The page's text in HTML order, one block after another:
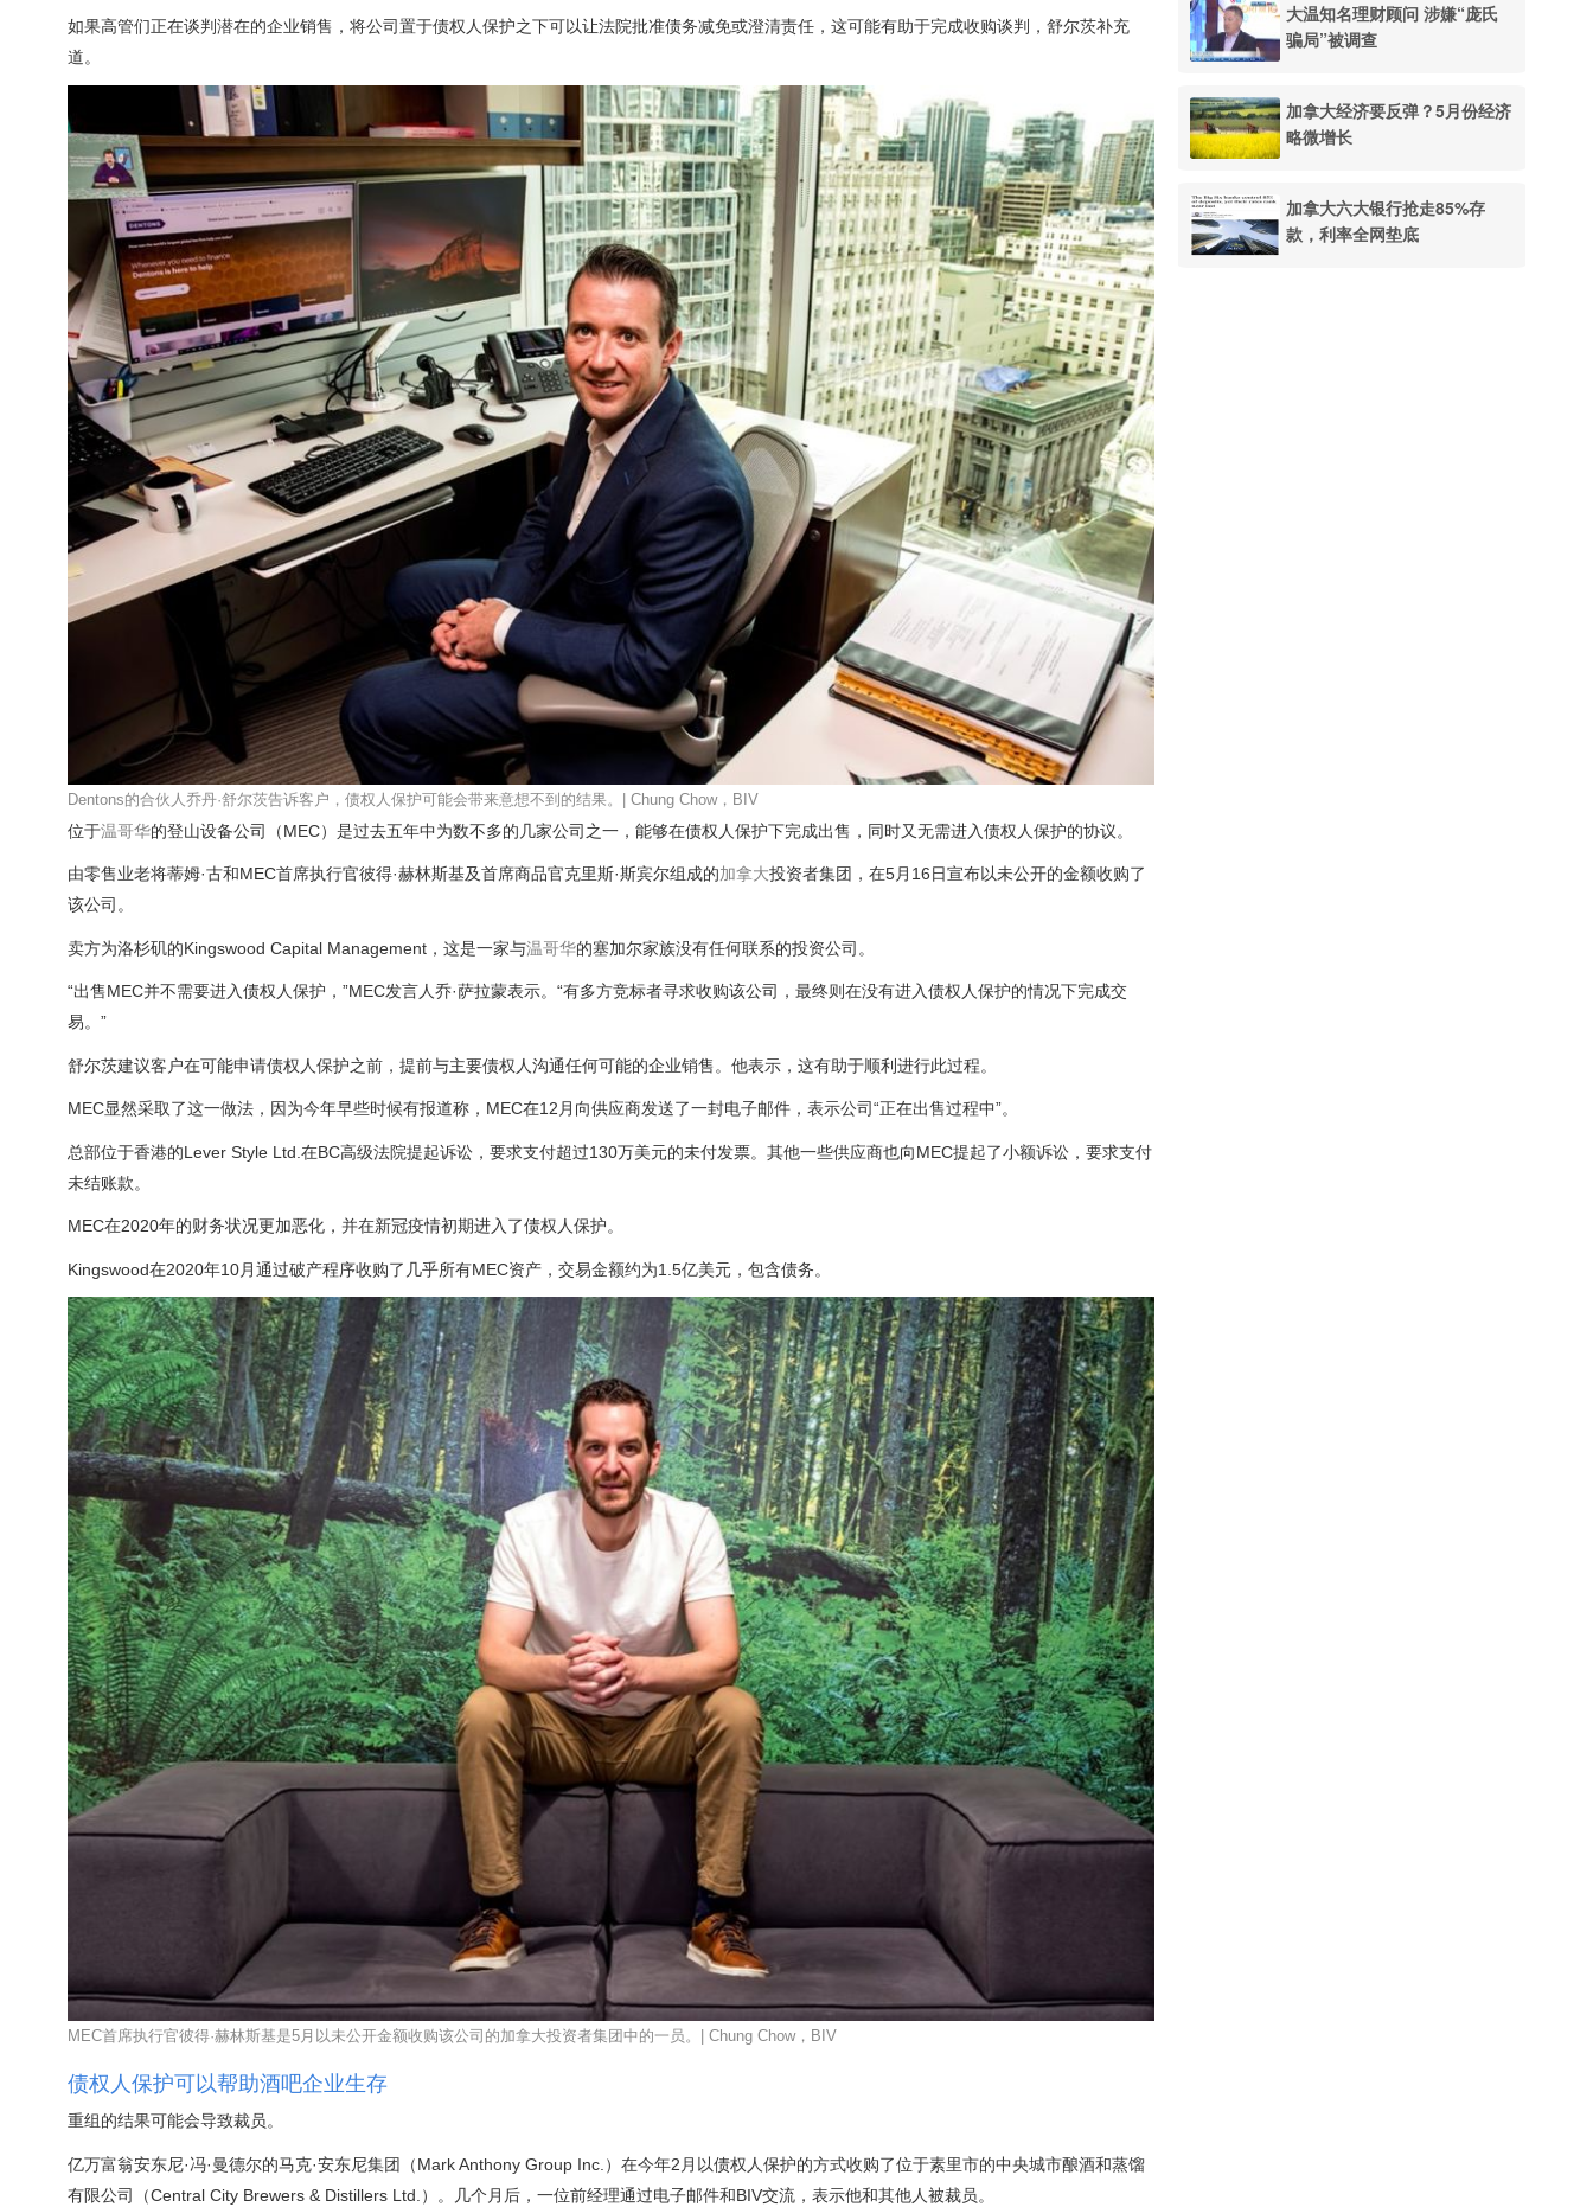
如果高管们正在谈判潜在的企业销售，将公司置于债权人保护之下可以让法院批准债务减免或澄清责任，这可能有助于完成收购谈判，舒尔茨补充
道。
Dentons的合伙人乔丹·舒尔茨告诉客户，债权人保护可能会带来意想不到的结果。| Chung Chow，BIV
位于温哥华的登山设备公司（MEC）是过去五年中为数不多的几家公司之一，能够在债权人保护下完成出售，同时又无需进入债权人保护的协议。
由零售业老将蒂姆·古和MEC首席执行官彼得·赫林斯基及首席商品官克里斯·斯宾尔组成的加拿大投资者集团，在5月16日宣布以未公开的金额收购了
该公司。
卖方为洛杉矶的Kingswood Capital Management，这是一家与温哥华的塞加尔家族没有任何联系的投资公司。
“出售MEC并不需要进入债权人保护，”MEC发言人乔·萨拉蒙表示。“有多方竞标者寻求收购该公司，最终则在没有进入债权人保护的情况下完成交
易。”
舒尔茨建议客户在可能申请债权人保护之前，提前与主要债权人沟通任何可能的企业销售。他表示，这有助于顺利进行此过程。
MEC显然采取了这一做法，因为今年早些时候有报道称，MEC在12月向供应商发送了一封电子邮件，表示公司“正在出售过程中”。
总部位于香港的Lever Style Ltd.在BC高级法院提起诉讼，要求支付超过130万美元的未付发票。其他一些供应商也向MEC提起了小额诉讼，要求支付
未结账款。
MEC在2020年的财务状况更加恶化，并在新冠疫情初期进入了债权人保护。
Kingswood在2020年10月通过破产程序收购了几乎所有MEC资产，交易金额约为1.5亿美元，包含债务。
MEC首席执行官彼得·赫林斯基是5月以未公开金额收购该公司的加拿大投资者集团中的一员。| Chung Chow，BIV
债权人保护可以帮助酒吧企业生存
重组的结果可能会导致裁员。
亿万富翁安东尼·冯·曼德尔的马克·安东尼集团（Mark Anthony Group Inc.）在今年2月以债权人保护的方式收购了位于素里市的中央城市酿酒和蒸馏
有限公司（Central City Brewers & Distillers Ltd.）。几个月后，一位前经理通过电子邮件和BIV交流，表示他和其他人被裁员。
大温知名理财顾问 涉嫌“庞氏
骗局”被调查
加拿大经济要反弹？5月份经济
略微增长
加拿大六大银行抢走85%存
款，利率全网垫底